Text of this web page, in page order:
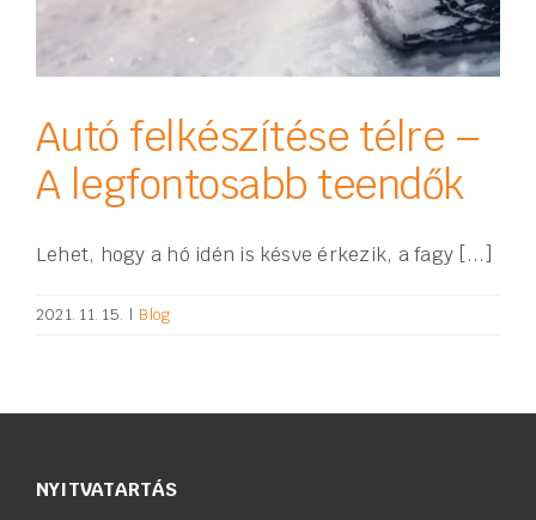
Autó felkészítése télre –
A legfontosabb teendők
Lehet, hogy a hó idén is késve érkezik, a fagy [...]
2021. 11. 15. | Blog
NYITVATARTÁS